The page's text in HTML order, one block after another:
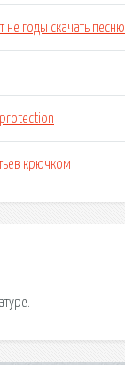
не годы скачать песню
protection
крючком